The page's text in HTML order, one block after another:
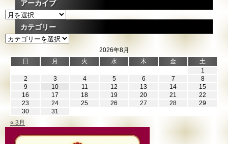
アーカイブ
ア
ー
カ
イ
ブ
カテゴリー
カ
テ
ゴ
リ
ー
2026年8月
日
月 火 水 木 金
土
1
2
3 4 5 6 7
8
9
10 11 12 13 14
15
16
17 18 19 20 21
22
23
24 25 26 27 28
29
30
31
« 3月